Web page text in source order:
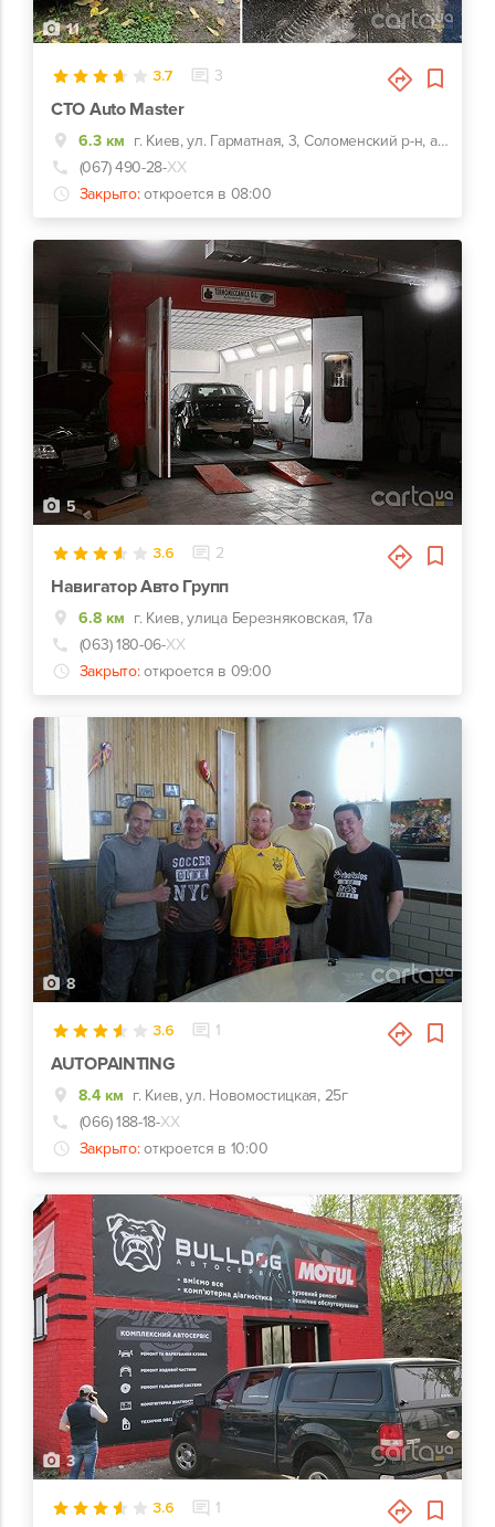
11
3.7 3
СТО Auto Master
6.3 км
г. Киев, ул. Гарматная, 3, Соломенский р-н, аэропорт Жуляны
(067) 490-28-ХХ
Закрыто: откроется в 08:00
5
3.6 2
Навигатор Авто Групп
6.8 км г. Киев, улица Березняковская, 17а
(063) 180-06-ХХ
Закрыто: откроется в 09:00
8
3.6 1
AUTOPAINTING
8.4 км г. Киев, ул. Новомостицкая, 25г
(066) 188-18-ХХ
Закрыто: откроется в 10:00
3
3.6 1